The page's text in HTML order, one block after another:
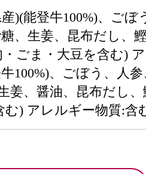
)(能登牛100%)、ご
、生姜、昆布だし、
ごま・大豆を含む)
100%)、ごぼう、人
姜、醤油、昆布だし
) アレルギー物質:含